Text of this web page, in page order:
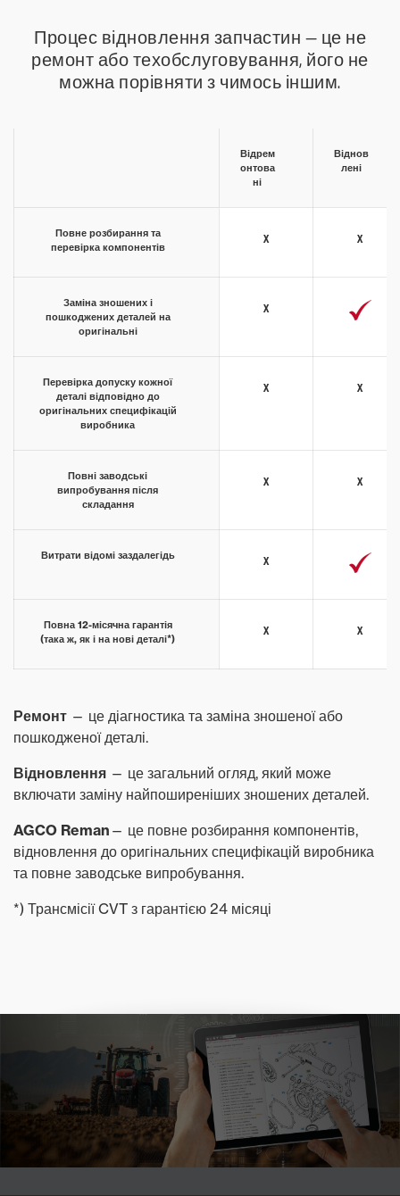
Процес відновлення запчастин — це не
ремонт або техобслуговування, його не
можна порівняти з чимось іншим.
Відрем
онтова
ні
Віднов
лені
Повне розбирання та
перевірка компонентів
x x
Заміна зношених і
пошкоджених деталей на
оригінальні
x
Перевірка допуску кожної
деталі відповідно до
оригінальних специфікацій
виробника
x x
Повні заводські
випробування після
складання
x x
Витрати відомі заздалегідь x
Повна 12-місячна гарантія
(така ж, як і на нові деталі*)
x x
Ремонт — це діагностика та заміна зношеної або
пошкодженої деталі.
Відновлення — це загальний огляд, який може
включати заміну найпоширеніших зношених деталей.
AGCO Reman — це повне розбирання компонентів,
відновлення до оригінальних специфікацій виробника
та повне заводське випробування.
*) Трансмісії CVT з гарантією 24 місяці